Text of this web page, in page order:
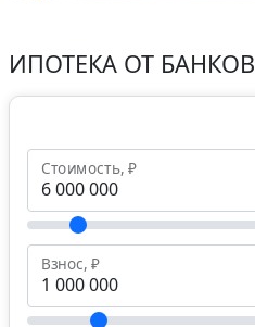
ИПОТЕКА ОТ БАНКОВ
Стоимость, ₽
Взнос, ₽